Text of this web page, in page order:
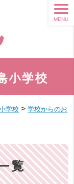
小学校
MENU
学校 >学校からのお
覧